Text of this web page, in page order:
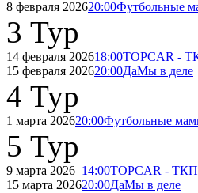
8 февраля 202620:00Футбольные
3 Тур
14 февраля 202618:00TOPCAR -
15 февраля 202620:00ДаМы в деле
4 Тур
1 марта 202620:00Футбольные
5 Тур
9 марта 2026 14:00TOPCAR -
15 марта 202620:00ДаМы в деле